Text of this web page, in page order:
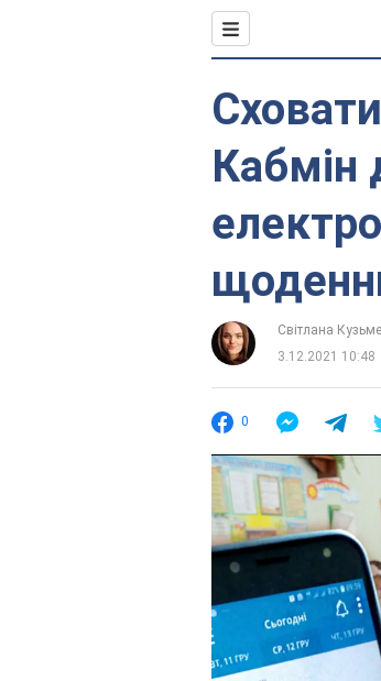
Кабмін
Світлана
3.12.2021 10:48
0